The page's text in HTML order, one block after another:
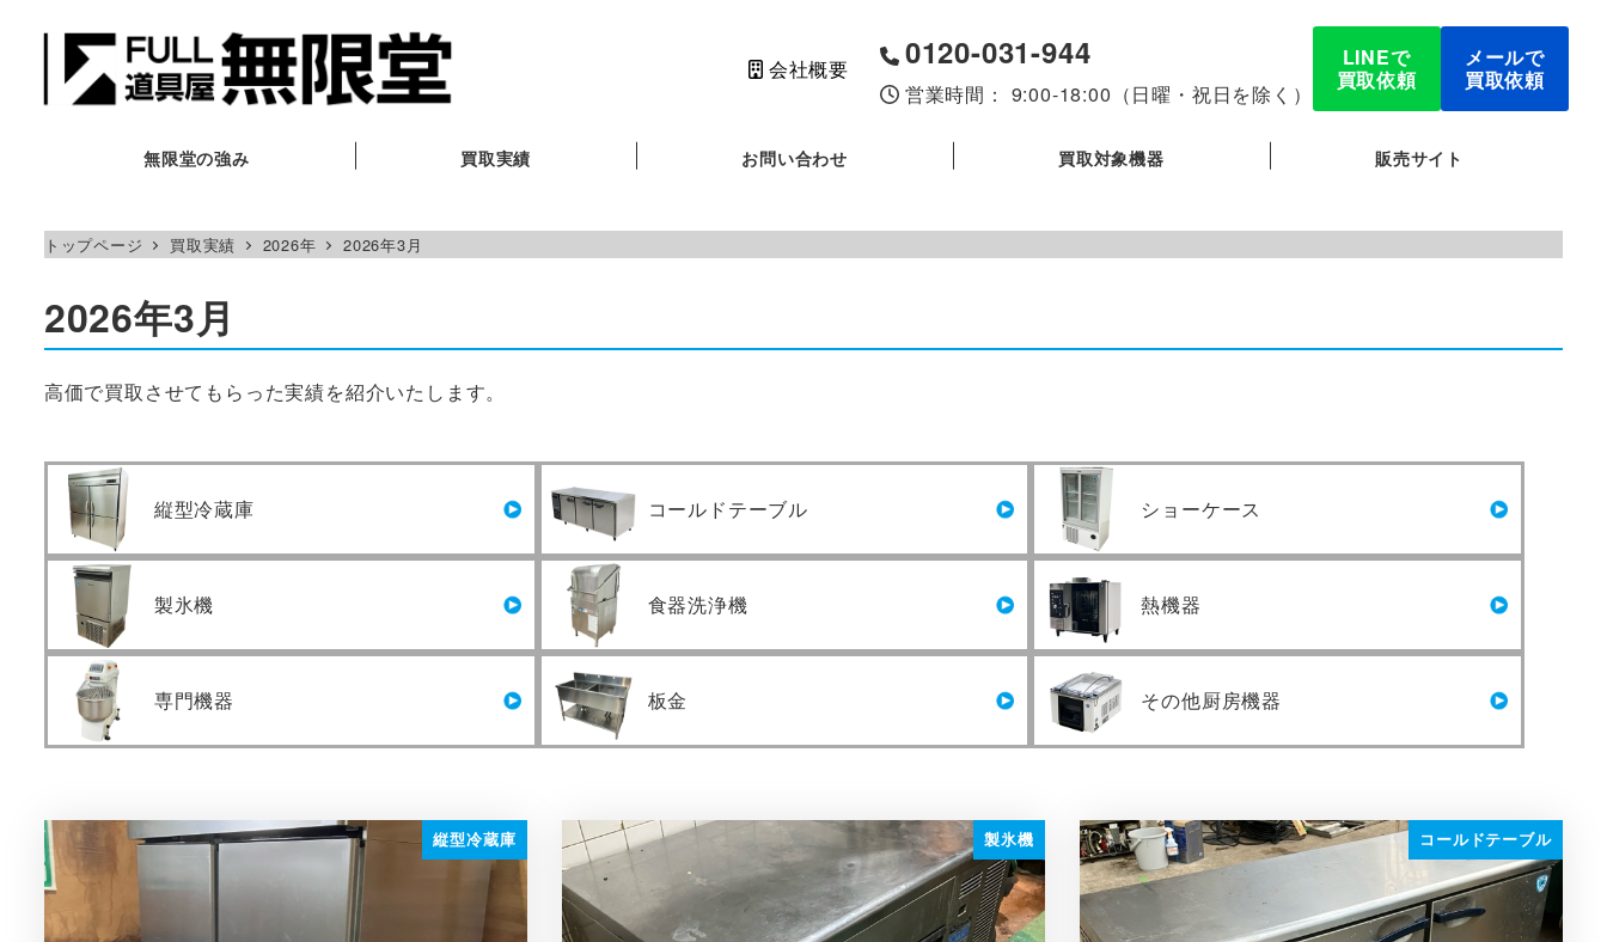
会社概要 0120-031-944
営業時間： 9:00-18:00（日曜・祝日を除く）
LINEで
買取依頼
メールで
買取依頼
無限堂の強み 買取実績 お問い合わせ 買取対象機器 販売サイト
トップページ 買取実績 2026年 2026年3月
2026年3月
高価で買取させてもらった実績を紹介いたします。
縦型冷蔵庫 コールドテーブル ショーケース
製氷機 食器洗浄機 熱機器
専門機器 板金 その他厨房機器
縦型冷蔵庫 製氷機 コールドテーブル